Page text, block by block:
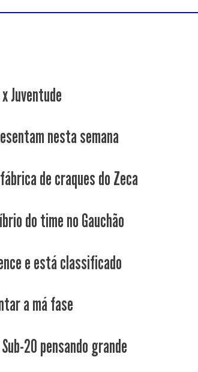
x Juventude
nesta semana
de craques do Zeca
do time no Gauchão
e está classificado
a má fase
20 pensando grande